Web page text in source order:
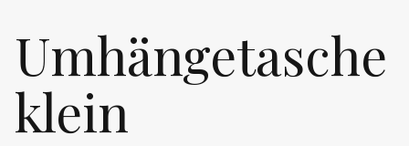
Umhängetasche
klein